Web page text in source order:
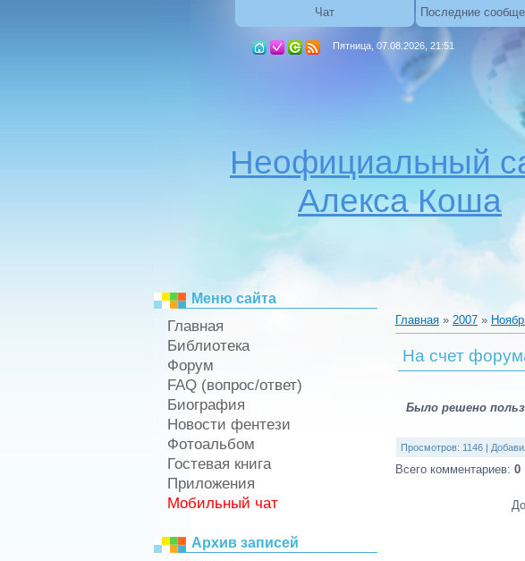
Чат Последние
Пятница, 07.08.2026, 21:51
Неофициальный
Алекса Коша
Меню сайта
Главная
Библиотека
Форум
FAQ (вопрос/ответ)
Биография
Новости фентези
Фотоальбом
Гостевая книга
Приложения
Мобильный чат
Архив записей
Главная » 2007 »
На счет
Было решено
Просмотров: 1146 |
Всего комментариев: 0